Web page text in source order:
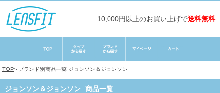
10,000円以上のお買い上げで送料無料
TOP> ブランド別商品一覧 ジョンソン＆ジョンソン
ジョンソン＆ジョンソン 商品一覧